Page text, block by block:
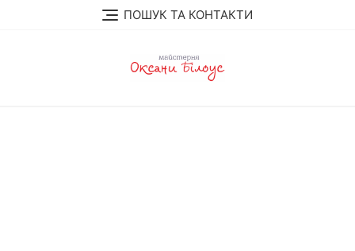
ПОШУК ТА КОНТАКТИ